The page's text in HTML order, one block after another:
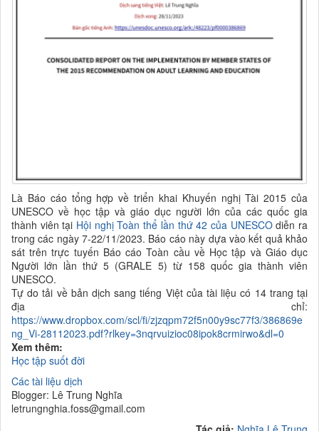
Là Báo cáo tổng hợp về triển khai Khuyến nghị Tài 2015 của
UNESCO về học tập và giáo dục người lớn của các quốc gia
thành viên tại Hội nghị Toàn thể lần thứ 42 của UNESCOdiễn ra
trong các ngày 7-22/11/2023. Báo cáo này dựa vào kết quả khảo
sát trên trực tuyến Báo cáo Toàn cầu về Học tập và Giáo dục
Người lớn lần thứ 5 (GRALE 5) từ 158 quốc gia thành viên
UNESCO.
Tự do tải về bản dịch sang tiếng Việt của tài liệu có 14 trang tại
địa chỉ:
https://www.dropbox.com/scl/fi/zjzqpm72f5n00y9sc77f3/386869e
ng_Vi-28112023.pdf?rlkey=3nqrvuizioc08ipok8crmirwo&dl=0
Xem thêm:
Học tập suốt đời
Các tài liệu dịch
Blogger: Lê Trung Nghĩa
letrungnghia.foss@gmail.com